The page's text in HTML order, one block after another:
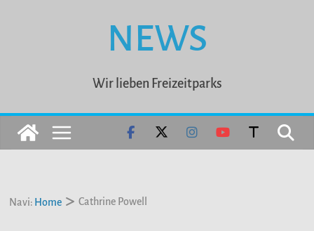
NEWS
Wir lieben Freizeitparks
Navi: Home Cathrine Powell